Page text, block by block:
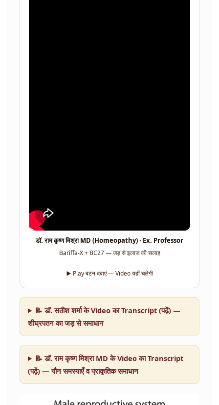
डॉ. राम कृष्ण मिश्रा MD (Homeopathy) · Ex. Professor
Bariffa-X + BC27 — जड़ से इलाज की सलाह
▶️ Play बटन दबाएं — Video यहीं चलेगी
📝 डॉ. सतीश शर्मा के Video का Transcript (पढ़ें) —
शीघ्रपतन का जड़ से समाधान
📝 डॉ. राम कृष्ण मिश्रा MD के Video का Transcript
(पढ़ें) — यौन समस्याएँ व प्राकृतिक समाधान